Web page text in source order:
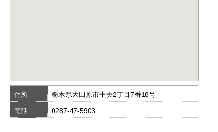
住所 栃木県大田原市中央2丁目7番18号
電話 0287-47-5903